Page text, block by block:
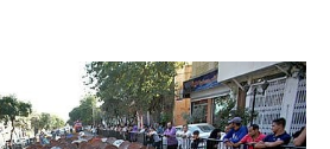
ماه های اخیر، مقامات و